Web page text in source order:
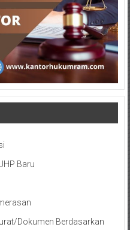
Baru
Dokumen Berdasarkan